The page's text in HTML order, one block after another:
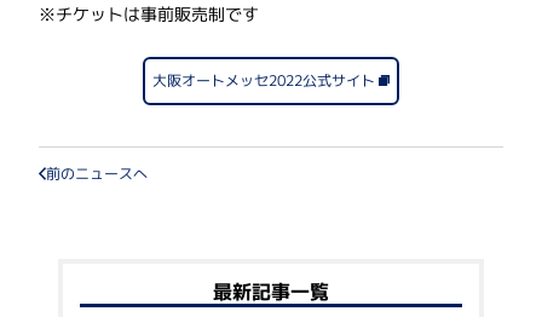
※チケットは事前販売制です
大阪オートメッセ2022公式サイト
前のニュースへ
最新記事一覧